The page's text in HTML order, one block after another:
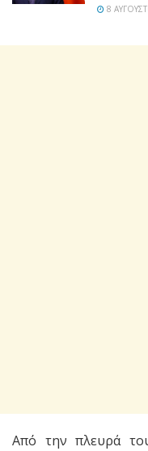
8
Από την πλευρά